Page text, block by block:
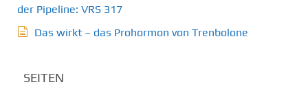
der Pipeline: VRS 317
Das wirkt – das Prohormon von Trenbolone
SEITEN